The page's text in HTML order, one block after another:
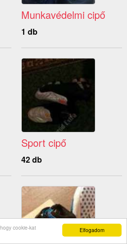
Elfogadom
cookie-kat
Munkavédelmi cipő
1 db
Sport cipő
42 db